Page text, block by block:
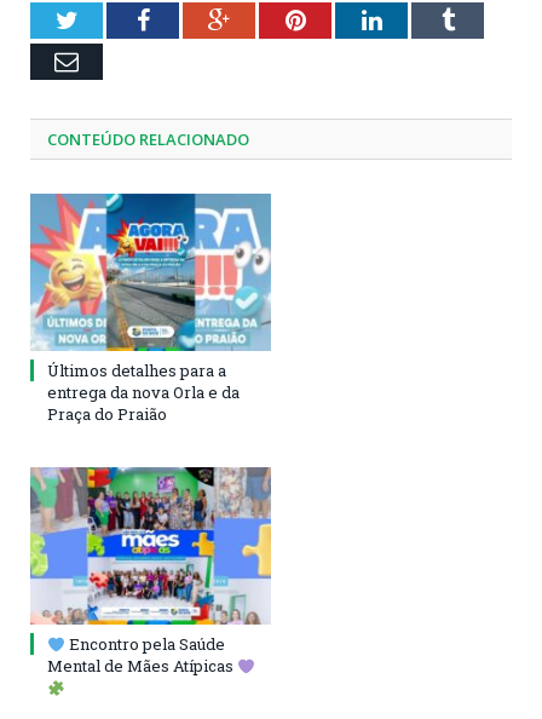
TwitterFacebookGoogle+PinterestLinkedInTumblr
Email
CONTEÚDO RELACIONADO
Últimos detalhes para a
entrega da nova Orla e da
Praça do Praião
Encontro pela Saúde
Mental de Mães Atípicas